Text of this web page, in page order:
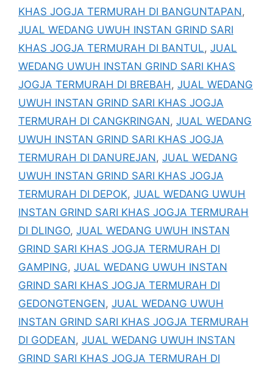
KHAS JOGJA TERMURAH DI BANGUNTAPAN,
JUAL WEDANG UWUH INSTAN GRIND SARI
KHAS JOGJA TERMURAH DI BANTUL, JUAL
WEDANG UWUH INSTAN GRIND SARI KHAS
JOGJA TERMURAH DI BREBAH , JUAL WEDANG
UWUH INSTAN GRIND SARI KHAS JOGJA
TERMURAH DI CANGKRINGAN, JUAL WEDANG
UWUH INSTAN GRIND SARI KHAS JOGJA
TERMURAH DI DANUREJAN, JUAL WEDANG
UWUH INSTAN GRIND SARI KHAS JOGJA
TERMURAH DI DEPOK, JUAL WEDANG UWUH
INSTAN GRIND SARI KHAS JOGJA TERMURAH
DI DLINGO, JUAL WEDANG UWUH INSTAN
GRIND SARI KHAS JOGJA TERMURAH DI
GAMPING, JUAL WEDANG UWUH INSTAN
GRIND SARI KHAS JOGJA TERMURAH DI
GEDONGTENGEN, JUAL WEDANG UWUH
INSTAN GRIND SARI KHAS JOGJA TERMURAH
DI GODEAN, JUAL WEDANG UWUH INSTAN
GRIND SARI KHAS JOGJA TERMURAH DI